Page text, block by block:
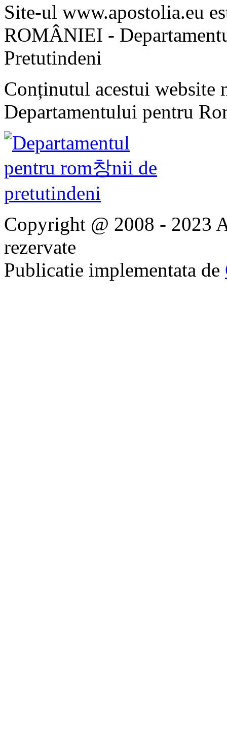
Site-ul www.apostolia.eu
ROMÂNIEI -
Pretutindeni
Conținutul acestui website
Departamentului pentru
Copyright @ 2008 - 2023
rezervate
Publicatie implementata de